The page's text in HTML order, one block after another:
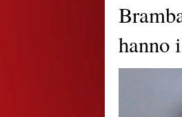
hanno